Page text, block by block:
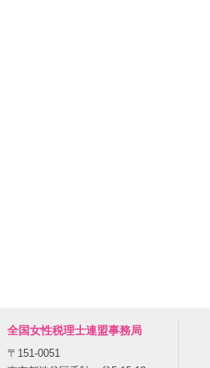
全国女性税理士連盟事務局
〒151-0051